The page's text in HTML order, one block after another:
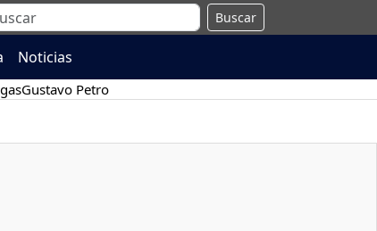
Buscar
Noticias
Gustavo Petro